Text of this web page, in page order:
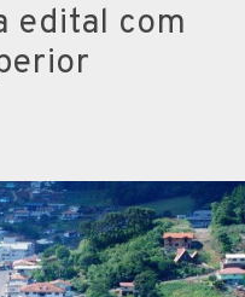
edital com